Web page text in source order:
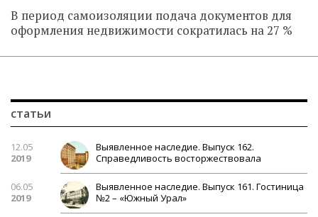
В период самоизоляции подача документов для
оформления недвижимости сократилась на 27 %
статьи
12.05
2019
Выявленное наследие. Выпуск 162.
Справедливость восторжествовала
06.05
2019
Выявленное наследие. Выпуск 161. Гостиница
№2 – «Южный Урал»